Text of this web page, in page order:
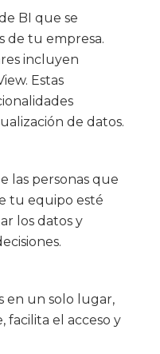
BI que se
de tu empresa.
incluyen
Estas
de datos.
las personas que
tu equipo esté
los datos y
en un solo lugar,
facilita el acceso y